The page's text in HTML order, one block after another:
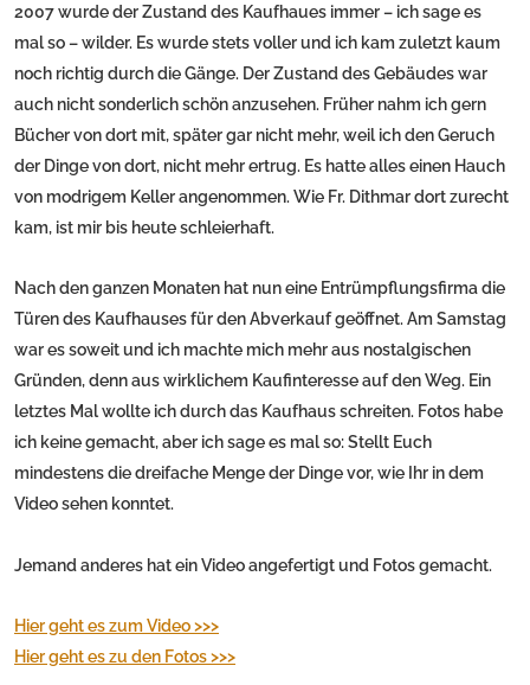
2007 wurde der Zustand des Kaufhaues immer – ich sage es
mal so – wilder. Es wurde stets voller und ich kam zuletzt kaum
noch richtig durch die Gänge. Der Zustand des Gebäudes war
auch nicht sonderlich schön anzusehen. Früher nahm ich gern
Bücher von dort mit, später gar nicht mehr, weil ich den Geruch
der Dinge von dort, nicht mehr ertrug. Es hatte alles einen Hauch
von modrigem Keller angenommen. Wie Fr. Dithmar dort zurecht
kam, ist mir bis heute schleierhaft.
Nach den ganzen Monaten hat nun eine Entrümpflungsfirma die
Türen des Kaufhauses für den Abverkauf geöffnet. Am Samstag
war es soweit und ich machte mich mehr aus nostalgischen
Gründen, denn aus wirklichem Kaufinteresse auf den Weg. Ein
letztes Mal wollte ich durch das Kaufhaus schreiten. Fotos habe
ich keine gemacht, aber ich sage es mal so: Stellt Euch
mindestens die dreifache Menge der Dinge vor, wie Ihr in dem
Video sehen konntet.
Jemand anderes hat ein Video angefertigt und Fotos gemacht.
Hier geht es zum Video >>>
Hier geht es zu den Fotos >>>